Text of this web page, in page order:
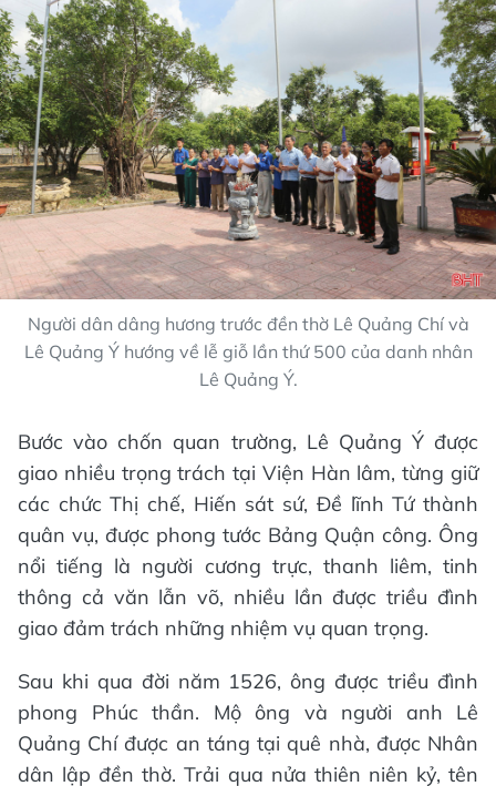
Người dân dâng hương trước đền thờ Lê Quảng Chí và
Lê Quảng Ý hướng về lễ giỗ lần thứ 500 của danh nhân
Lê Quảng Ý.
Bước vào chốn quan trường, Lê Quảng Ý được
giao nhiều trọng trách tại Viện Hàn lâm, từng giữ
các chức Thị chế, Hiến sát sứ, Đề lĩnh Tứ thành
quân vụ, được phong tước Bảng Quận công. Ông
nổi tiếng là người cương trực, thanh liêm, tinh
thông cả văn lẫn võ, nhiều lần được triều đình
giao đảm trách những nhiệm vụ quan trọng.
Sau khi qua đời năm 1526, ông được triều đình
phong Phúc thần. Mộ ông và người anh Lê
Quảng Chí được an táng tại quê nhà, được Nhân
dân lập đền thờ. Trải qua nửa thiên niên kỷ, tên